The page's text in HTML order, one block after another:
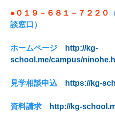
●０１９－６８１－７２２０
談窓口）
ホームページ
http://kg-
school.me/campus/
見学相談申込 https://kg-
資料請求 http://kg-